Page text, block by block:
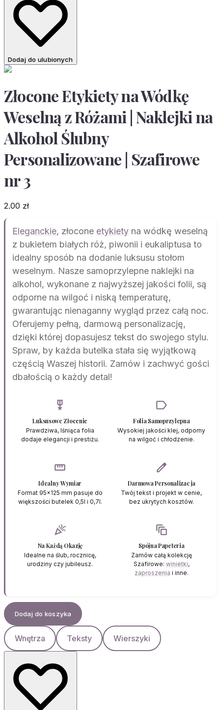
Dodaj do ulubionych
Złocone Etykiety na Wódkę
Weselną z Różami | Naklejki na
Alkohol Ślubny
Personalizowane | Szafirowe
nr 3
2.00 zł
Eleganckie, złocone etykiety na wódkę weselną
z bukietem białych róż, piwonii i eukaliptusa to
idealny sposób na dodanie luksusu stołom
weselnym. Nasze samoprzylepne naklejki na
alkohol, wykonane z najwyższej jakości folii, są
odporne na wilgoć i niską temperaturę,
gwarantując nienaganny wygląd przez całą noc.
Oferujemy pełną, darmową personalizację,
dzięki której dopasujesz tekst do swojego stylu.
Spraw, by każda butelka stała się wyjątkową
częścią Waszej historii. Zamów i zachwyć gości
dbałością o każdy detal!
military_tech
Luksusowe Złocenie
Prawdziwa, lśniąca folia
dodaje elegancji i prestiżu.
label
Folia Samoprzylepna
Wysokiej jakości klej, odporny
na wilgoć i chłodzenie.
straighten
Idealny Wymiar
Format 95x125 mm pasuje do
większości butelek 0,5l i 0,7l.
edit
Darmowa Personalizacja
Twój tekst i projekt w cenie,
bez ukrytych kosztów.
celebration
Na Każdą Okazję
Idealne na ślub, rocznicę,
urodziny czy jubileusz.
auto_awesome_motion
Spójna Papeteria
Zamów całą kolekcję
Szafirowe: winietki,
zaproszenia i inne.
Dodaj do koszyka
Wnętrza Teksty Wierszyki